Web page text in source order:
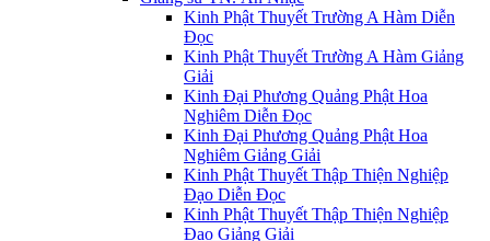
Kinh Phật Thuyết Trường A Hàm Diễn
Đọc
Kinh Phật Thuyết Trường A Hàm Giảng
Giải
Kinh Đại Phương Quảng Phật Hoa
Nghiêm Diễn Đọc
Kinh Đại Phương Quảng Phật Hoa
Nghiêm Giảng Giải
Kinh Phật Thuyết Thập Thiện Nghiệp
Đạo Diễn Đọc
Kinh Phật Thuyết Thập Thiện Nghiệp
Đạo Giảng Giải